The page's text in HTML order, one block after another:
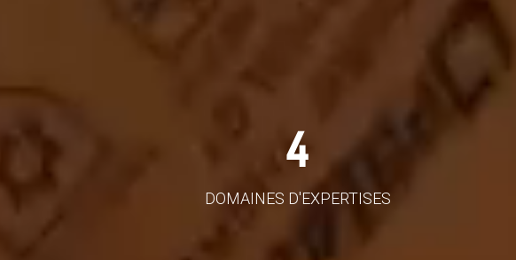
4
DOMAINES D'EXPERTISES